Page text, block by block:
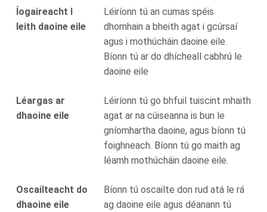
Íogaireacht I
leith daoine eile
Léiríonn tú an cumas spéis
dhomhain a bheith agat i gcúrsaí
agus i mothúcháin daoine eile.
Bíonn tú ar do dhícheall cabhrú le
daoine eile
Léargas ar
dhaoine eile
Léiríonn tú go bhfuil tuiscint mhaith
agat ar na cúiseanna is bun le
gníomhartha daoine, agus bíonn tú
foighneach. Bíonn tú go maith ag
léamh mothúcháin daoine eile.
Oscailteacht do
dhaoine eile
Bíonn tú oscailte don rud atá le rá
ag daoine eile agus déanann tú